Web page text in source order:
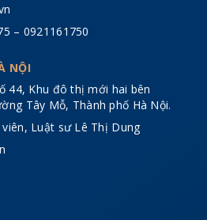
– 0921161750
NỘI
44, Khu đô thị mới hai bên
Tây Mỗ, Thành phố Hà Nội.
Luật sư Lê Thị Dung